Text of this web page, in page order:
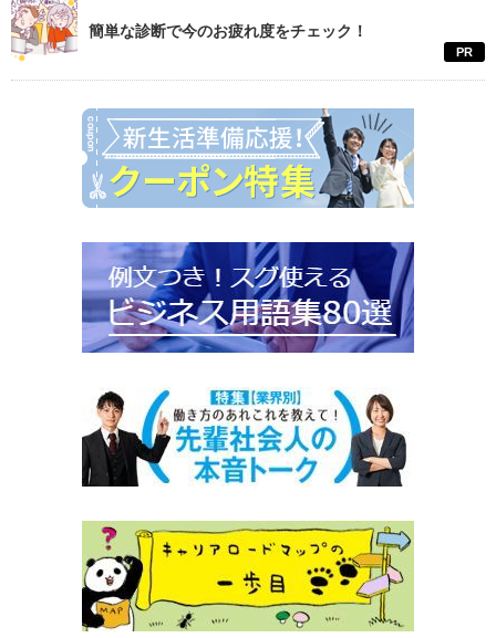
簡単な診断で今のお疲れ度をチェック！
PR